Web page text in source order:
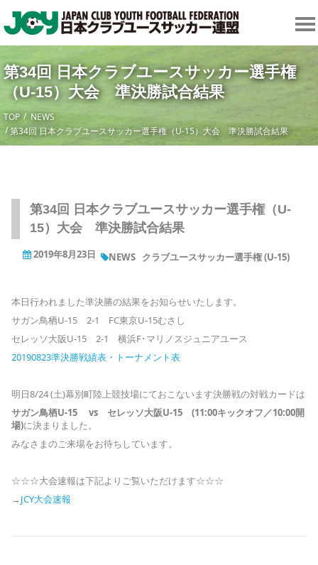
第34回 日本クラブユースサッカー選手権
（U-15）大会 準決勝試合結果
TOP
NEWS
第34回 日本クラブユースサッカー選手権（U-15）大会 準決勝試合結果
第34回 日本クラブユースサッカー選手権（U-
15）大会 準決勝試合結果
2019年8月23日 NEWS クラブユースサッカー選手権 (U-15)
本日行われました準決勝の結果をお知らせいたします。
サガン鳥栖U-15 2-1 FC東京U-15むさし
セレッソ大阪U-15 2-1 横浜F･マリノスジュニアユース
20190823準決勝戦績表・トーナメント表
明日8/24 (土)幕別町陸上競技場にておこないます決勝戦の対戦カードは
サガン鳥栖U-15 vs セレッソ大阪U-15 (11:00キックオフ／10:00開
場)に決まりました。
みなさまのご来場をお待ちしています。
☆☆☆大会速報は下記よりご覧いただけます☆☆☆
→ JCY大会速報